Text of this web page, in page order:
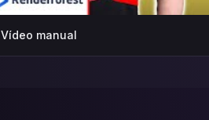
Vídeo manual